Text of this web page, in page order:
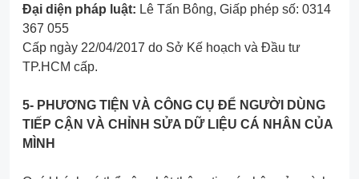
Đại diện pháp luật: Lê Tấn Bông, Giấp phép số: 0314
367 055
Cấp ngày 22/04/2017 do Sở Kế hoạch và Đầu tư
TP.HCM cấp.
5- PHƯƠNG TIỆN VÀ CÔNG CỤ ĐỂ NGƯỜI DÙNG
TIẾP CẬN VÀ CHỈNH SỬA DỮ LIỆU CÁ NHÂN CỦA
MÌNH